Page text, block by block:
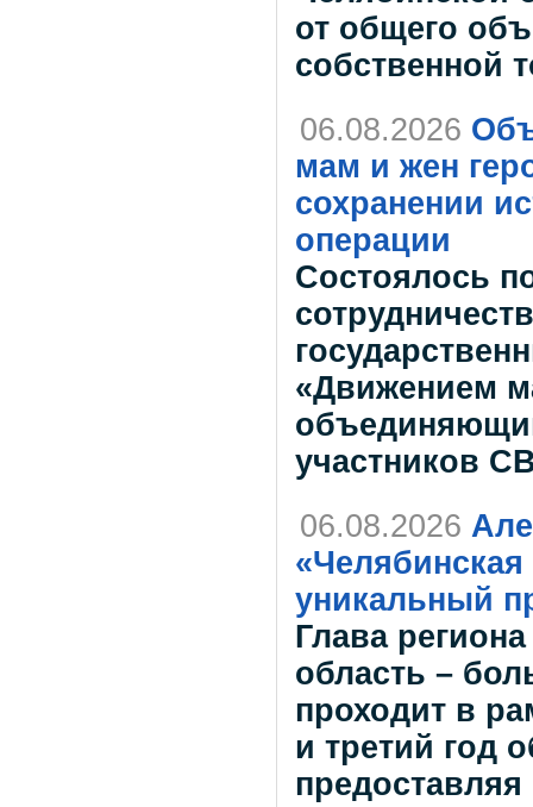
от общего
собственной
06.08.2026
мам и жен
сохранении
операции
Состоялось
«Движением
участников
06.08.2026
уникальный
Глава
область –
проходит в
и третий год